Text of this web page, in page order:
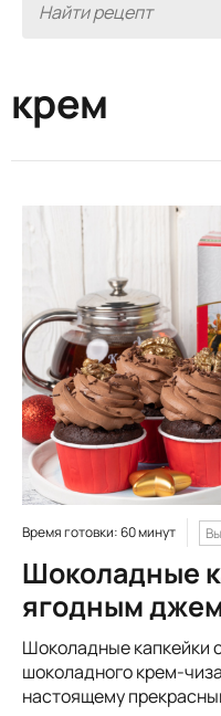
крем
Время готовки: 60 минут
Шоколадные
ягодным
Шоколадные капкейки
шоколадного крем-
настоящему